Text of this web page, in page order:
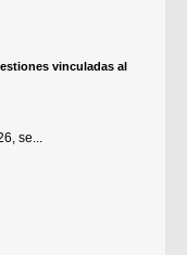
vinculadas al
se...